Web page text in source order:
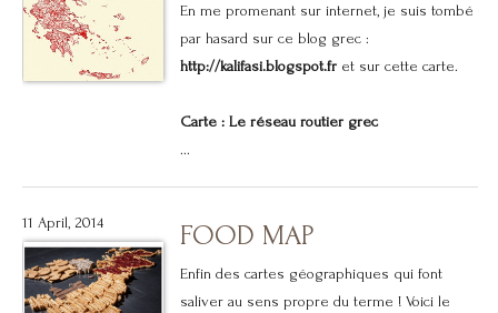
En me promenant sur internet, je suis tombé
par hasard sur ce blog grec :
http://kalifasi.blogspot.fret sur cette carte.
Carte : Le réseau routier grec
...
11 April, 2014 FOOD MAP
Enfin des cartes géographiques qui font
saliver au sens propre du terme ! Voici le